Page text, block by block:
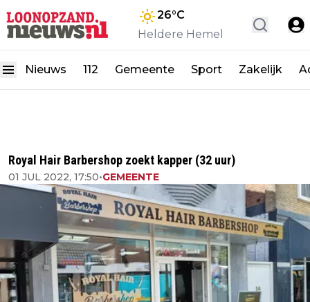
26°C
Heldere Hemel
Nieuws 112 Gemeente Sport Zakelijk
Royal Hair Barbershop zoekt kapper (32 uur)
01 JUL 2022, 17:50•GEMEENTE